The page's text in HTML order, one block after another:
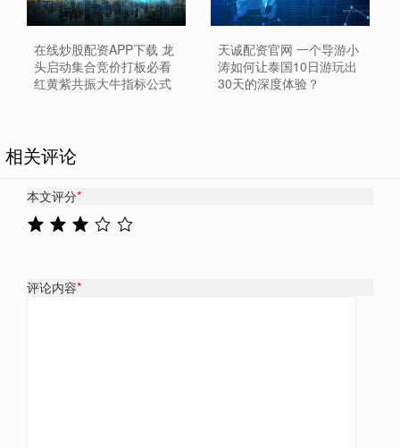
在线炒股配资APP下载 龙
头启动集合竞价打板必看
红黄紫共振大牛指标公式
天诚配资官网 一个导游小
涛如何让泰国10日游玩出
30天的深度体验？
相关评论
本文评分*
评论内容*